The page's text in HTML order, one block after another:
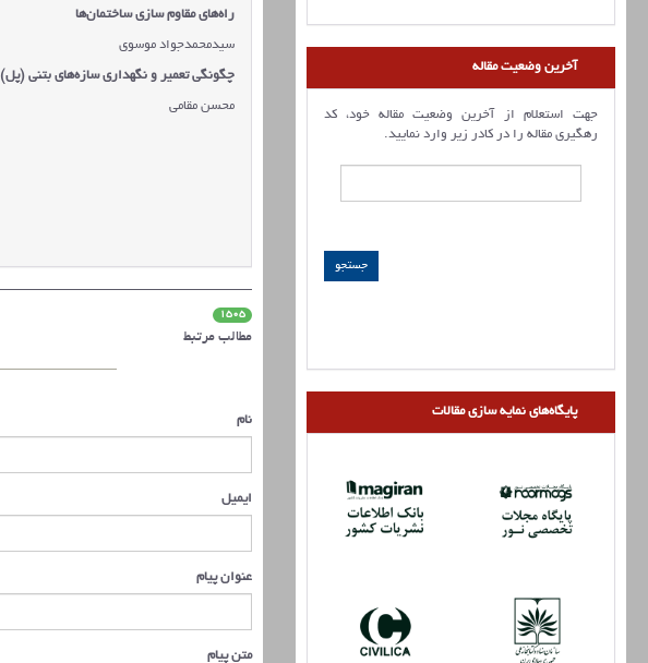
آخرین وضعیت مقاله
جهت استعلام از آخرین وضعیت مقاله خود، کد
رهگیری مقاله را در کادر زیر وارد نمایید.
پایگاه‌های نمایه سازی مقالات
راه‌های مقاوم سازی ساختمان‌ها
سیدمحمدجواد موسوی
چگونگی تعمیر و نگهداری سازه‌های بتنی (پل)
محسن مقامی
1505
مطالب مرتبط
نام
ایمیل
عنوان پیام
متن پیام